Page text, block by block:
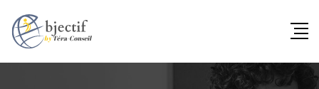
content